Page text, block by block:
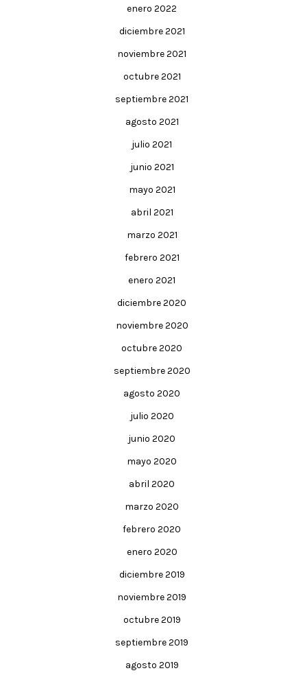
enero 2022
diciembre 2021
noviembre 2021
octubre 2021
septiembre 2021
agosto 2021
julio 2021
junio 2021
mayo 2021
abril 2021
marzo 2021
febrero 2021
enero 2021
diciembre 2020
noviembre 2020
octubre 2020
septiembre 2020
agosto 2020
julio 2020
junio 2020
mayo 2020
abril 2020
marzo 2020
febrero 2020
enero 2020
diciembre 2019
noviembre 2019
octubre 2019
septiembre 2019
agosto 2019